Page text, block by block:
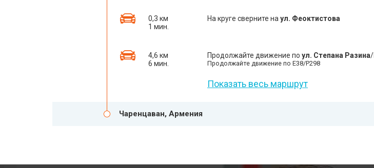
0,3 км
1 мин.
На круге сверните на ул. Феоктистова
4,6 км
6 мин.
Продолжайте движение по ул. Степана Разина/
Продолжайте движение по E38/Р298
Показать весь маршрут
Чаренцаван, Армения